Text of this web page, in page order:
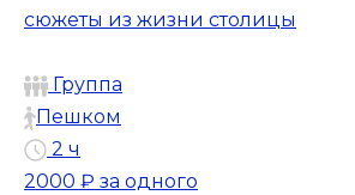
сюжеты из жизни столицы
Группа
Пешком
2 ч
2000 ₽ за одного